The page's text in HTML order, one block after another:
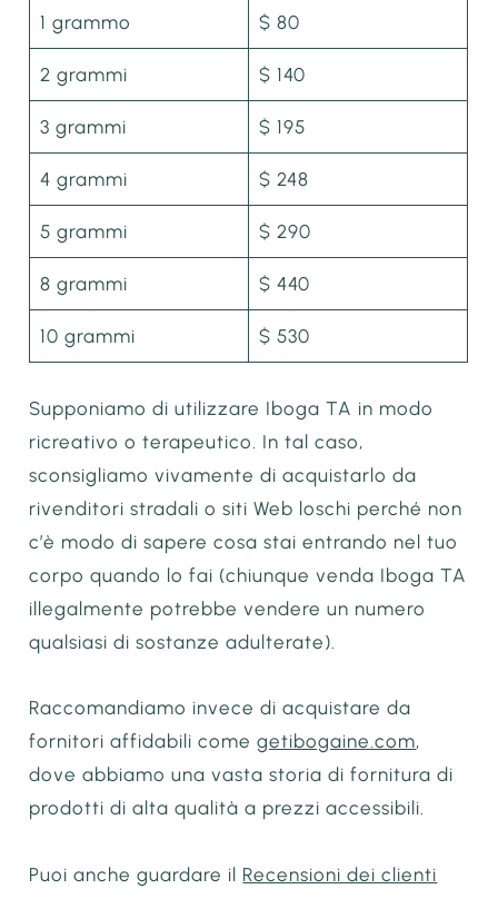
1 grammo $ 80
2 grammi $ 140
3 grammi $ 195
4 grammi $ 248
5 grammi $ 290
8 grammi $ 440
10 grammi $ 530
Supponiamo di utilizzare Iboga TA in modo
ricreativo o terapeutico. In tal caso,
sconsigliamo vivamente di acquistarlo da
rivenditori stradali o siti Web loschi perché non
c’è modo di sapere cosa stai entrando nel tuo
corpo quando lo fai (chiunque venda Iboga TA
illegalmente potrebbe vendere un numero
qualsiasi di sostanze adulterate).
Raccomandiamo invece di acquistare da
fornitori affidabili comegetibogaine.com,
dove abbiamo una vasta storia di fornitura di
prodotti di alta qualità a prezzi accessibili.
Puoi anche guardare il Recensioni dei clienti